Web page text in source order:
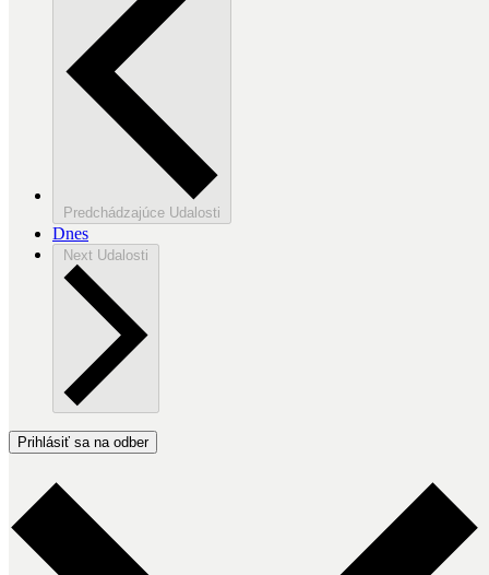
Predchádzajúce Udalosti
Dnes
Next Udalosti
Prihlásiť sa na odber